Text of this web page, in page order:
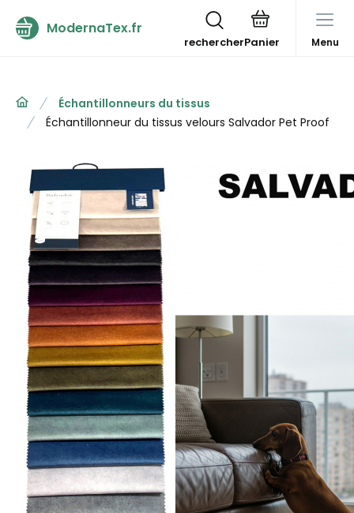
ModernaTex.fr
rechercher Menu
Échantillonneurs du tissus
Échantillonneur du tissus velours Salvador Pet Proof